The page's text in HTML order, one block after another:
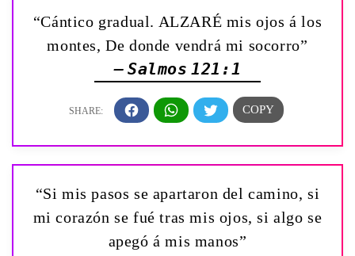
“Cántico gradual. ALZARÉ mis ojos á los
montes, De donde vendrá mi socorro”
— Salmos 121:1
“Si mis pasos se apartaron del camino, si
mi corazón se fué tras mis ojos, si algo se
apegó á mis manos”